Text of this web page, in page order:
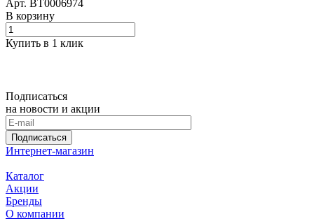
Арт. BT0006974
В корзину
Купить в 1 клик
Подписаться
на новости и акции
Подписаться
Интернет-магазин
Каталог
Акции
Бренды
О компании